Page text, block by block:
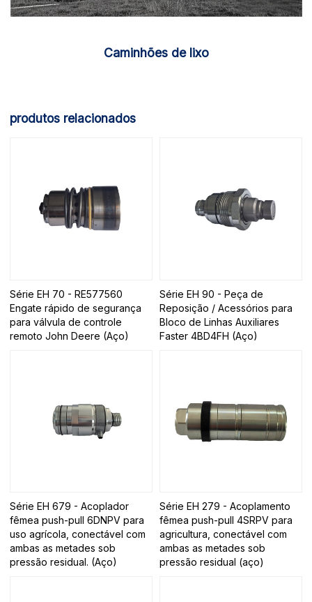
Caminhões de lixo
produtos relacionados
Série EH 70 - RE577560
Engate rápido de segurança
para válvula de controle
remoto John Deere (Aço)
Série EH 90 - Peça de
Reposição / Acessórios para
Bloco de Linhas Auxiliares
Faster 4BD4FH (Aço)
Série EH 679 - Acoplador
fêmea push-pull 6DNPV para
uso agrícola, conectável com
ambas as metades sob
pressão residual. (Aço)
Série EH 279 - Acoplamento
fêmea push-pull 4SRPV para
agricultura, conectável com
ambas as metades sob
pressão residual (aço)